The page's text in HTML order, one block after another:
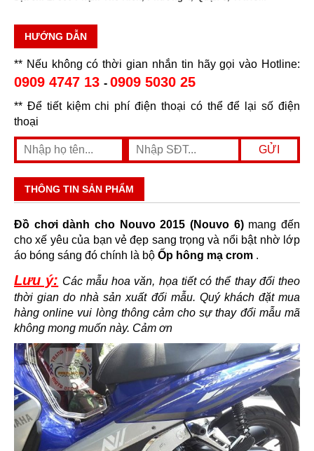
HƯỚNG DẪN
** Nếu không có thời gian nhắn tin hãy gọi vào Hotline:
0909 4747 13 - 0909 5030 25
** Để tiết kiệm chi phí điện thoại có thể để lại số điện
thoại
THÔNG TIN SẢN PHẨM
Đồ chơi dành cho Nouvo 2015 (Nouvo 6)mang đến
cho xế yêu của bạn vẻ đẹp sang trọng và nổi bật nhờ lớp
áo bóng sáng đó chính là bộ Ốp hông mạ crom .
Lưu ý: Các mẫu hoa văn, họa tiết có thể thay đổi theo
thời gian do nhà sản xuất đổi mẫu. Quý khách đặt mua
hàng online vui lòng thông cảm cho sự thay đổi mẫu mã
không mong muốn này. Cảm ơn